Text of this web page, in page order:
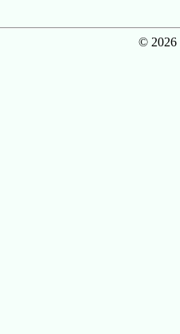
© 2026